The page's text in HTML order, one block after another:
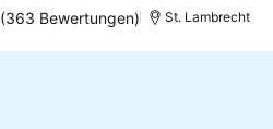
(363 Bewertungen) St. Lambrecht